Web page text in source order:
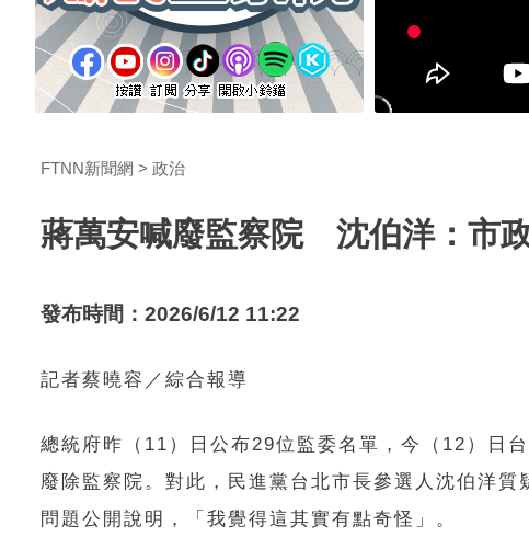
FTNN新聞網 政治
蔣萬安喊廢監察院 沈伯洋：市
發布時間：2026/6/12 11:22
記者蔡曉容／綜合報導
總統府昨（11）日公布29位監委名單，今（12）日
廢除監察院。對此，民進黨台北市長參選人沈伯洋
問題公開說明，「我覺得這其實有點奇怪」。